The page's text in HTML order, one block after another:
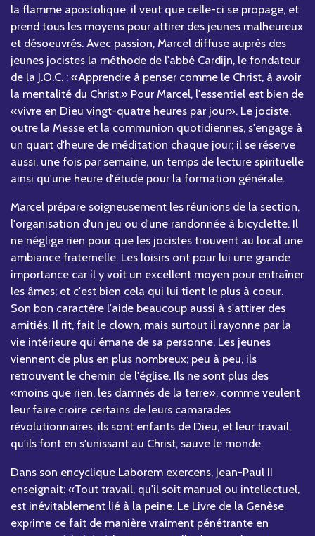
la flamme apostolique, il veut que celle-ci se propage, et
prend tous les moyens pour attirer des jeunes malheureux
et désoeuvrés. Avec passion, Marcel diffuse auprès des
jeunes jocistes la méthode de l'abbé Cardijn, le fondateur
de la J.O.C. : «Apprendre à penser comme le Christ, à avoir
la mentalité du Christ.» Pour Marcel, l'essentiel est bien de
«vivre en Dieu vingt-quatre heures par jour». Le jociste,
outre la Messe et la communion quotidiennes, s'engage à
un quart d'heure de méditation chaque jour; il se réserve
aussi, une fois par semaine, un temps de lecture spirituelle
ainsi qu'une heure d'étude pour la formation générale.
Marcel prépare soigneusement les réunions de la section,
l'organisation d'un jeu ou d'une randonnée à bicyclette. Il
ne néglige rien pour que les jocistes trouvent au local une
ambiance fraternelle. Les loisirs ont pour lui une grande
importance car il y voit un excellent moyen pour entraîner
les âmes; et c'est bien cela qui lui tient le plus à coeur.
Son bon caractère l'aide beaucoup aussi à s'attirer des
amitiés. Il rit, fait le clown, mais surtout il rayonne par la
vie intérieure qui émane de sa personne. Les jeunes
viennent de plus en plus nombreux; peu à peu, ils
retrouvent le chemin de l'église. Ils ne sont plus des
«moins que rien, les damnés de la terre», comme veulent
leur faire croire certains de leurs camarades
révolutionnaires, ils sont enfants de Dieu, et leur travail,
qu'ils font en s'unissant au Christ, sauve le monde.
Dans son encyclique Laborem exercens, Jean-Paul II
enseignait: «Tout travail, qu'il soit manuel ou intellectuel,
est inévitablement lié à la peine. Le Livre de la Genèse
exprime ce fait de manière vraiment pénétrante en